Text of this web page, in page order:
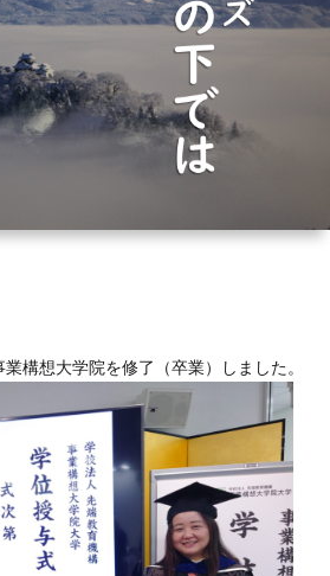
と
構想大学院を修了（卒業）しました。